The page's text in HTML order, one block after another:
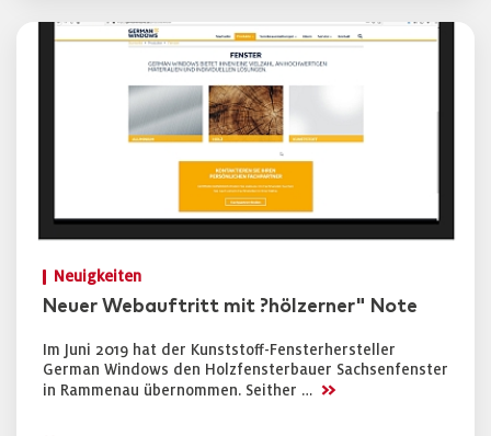
Neuigkeiten
Neuer Webauftritt mit ?hölzerner" Note
Im Juni 2019 hat der Kunststoff-Fensterhersteller
German Windows den Holzfensterbauer Sachsenfenster
in Rammenau übernommen. Seither … >>